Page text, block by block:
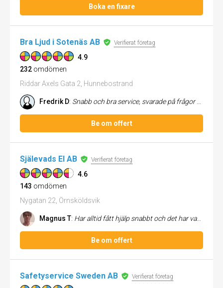
Boka en fixare
Bra Ljud i Sotenäs AB Verifierat företag
4.9
232 omdömen
Riddar Axels Gata 2, Hunnebostrand
Fredrik D: Snabb och bra service, svarade på frågor direkt. Toppenföretag!
Be om offert
Själevads El AB Verifierat företag
4.6
143 omdömen
Nygatan 22, Örnsköldsvik
Magnus T: Har alltid fått hjälp snabbt och det har varit professionellt utfört. Prisbilden är rimlig.
Be om offert
Safetyservice Sweden AB Verifierat företag